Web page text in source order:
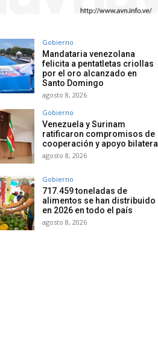
Gobierno
Mandataria venezolana
felicita a pentatletas criollas
por el oro alcanzado en
Santo Domingo
agosto 8, 2026
Gobierno
Venezuela y Surinam
ratificaron compromisos de
cooperación y apoyo bilateral
agosto 8, 2026
Gobierno
717.459 toneladas de
alimentos se han distribuido
en 2026 en todo el país
agosto 8, 2026